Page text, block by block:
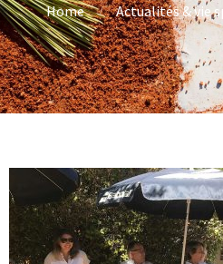
Home Actualités & vie